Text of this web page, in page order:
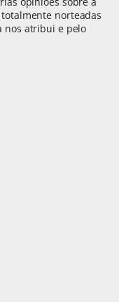
norteadas
nos atribui e pelo